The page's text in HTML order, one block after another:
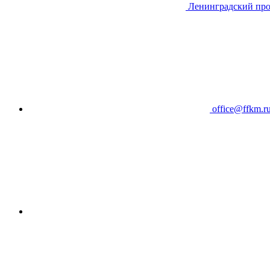
Ленинградский
office@ffkm.ru